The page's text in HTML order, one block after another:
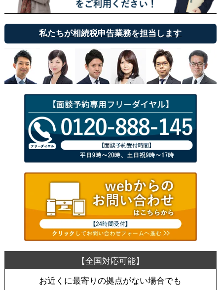
私たちが相続税申告業務を担当します
お近くに最寄りの拠点がない場合でも